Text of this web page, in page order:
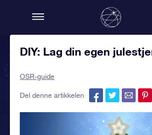
DIY: Lag din egen
OSR-guide
Del denne artikkelen